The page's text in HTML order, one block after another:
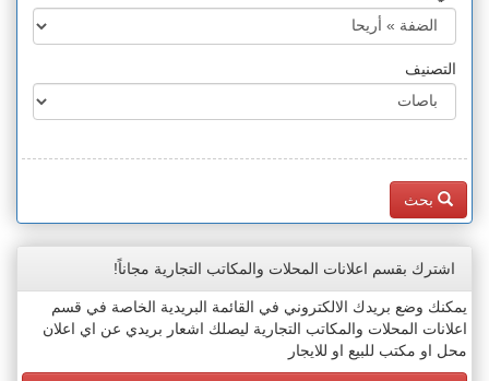
التصنيف
بحث
اشترك بقسم اعلانات المحلات والمكاتب التجارية مجاناً!
يمكنك وضع بريدك الالكتروني في القائمة البريدية الخاصة في قسم
اعلانات المحلات والمكاتب التجارية ليصلك اشعار بريدي عن اي اعلان
محل او مكتب للبيع او للايجار